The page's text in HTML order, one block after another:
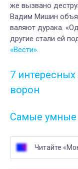
же вызвано
Вадим Мишин
валяют дурака.
другие стали ей
«Вести».
7
ворон
Самые
Читайте